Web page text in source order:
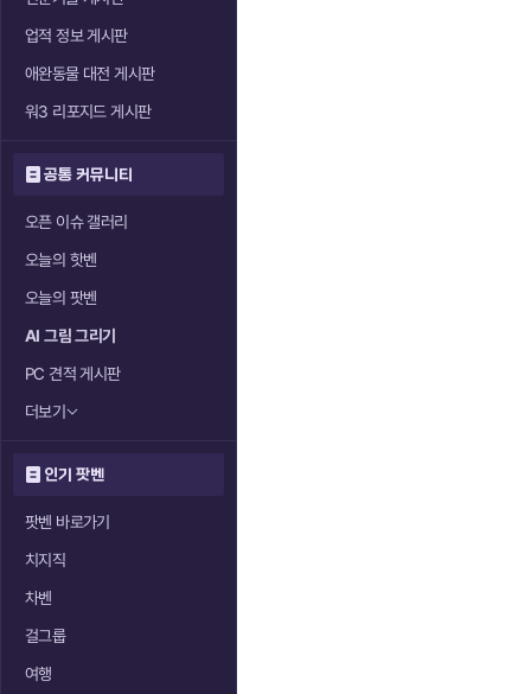
업적 정보 게시판
애완동물 대전 게시판
워3 리포지드 게시판
공통 커뮤니티
오픈 이슈 갤러리
오늘의 핫벤
오늘의 팟벤
AI 그림 그리기
PC 견적 게시판
더보기
인기 팟벤
팟벤 바로가기
치지직
차벤
걸그룹
여행